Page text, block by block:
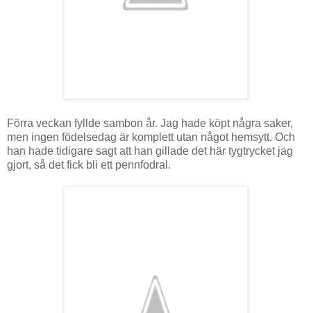
Förra veckan fyllde sambon år. Jag hade köpt några saker,
men ingen födelsedag är komplett utan något hemsytt. Och
han hade tidigare sagt att han gillade det här tygtrycket jag
gjort, så det fick bli ett pennfodral.